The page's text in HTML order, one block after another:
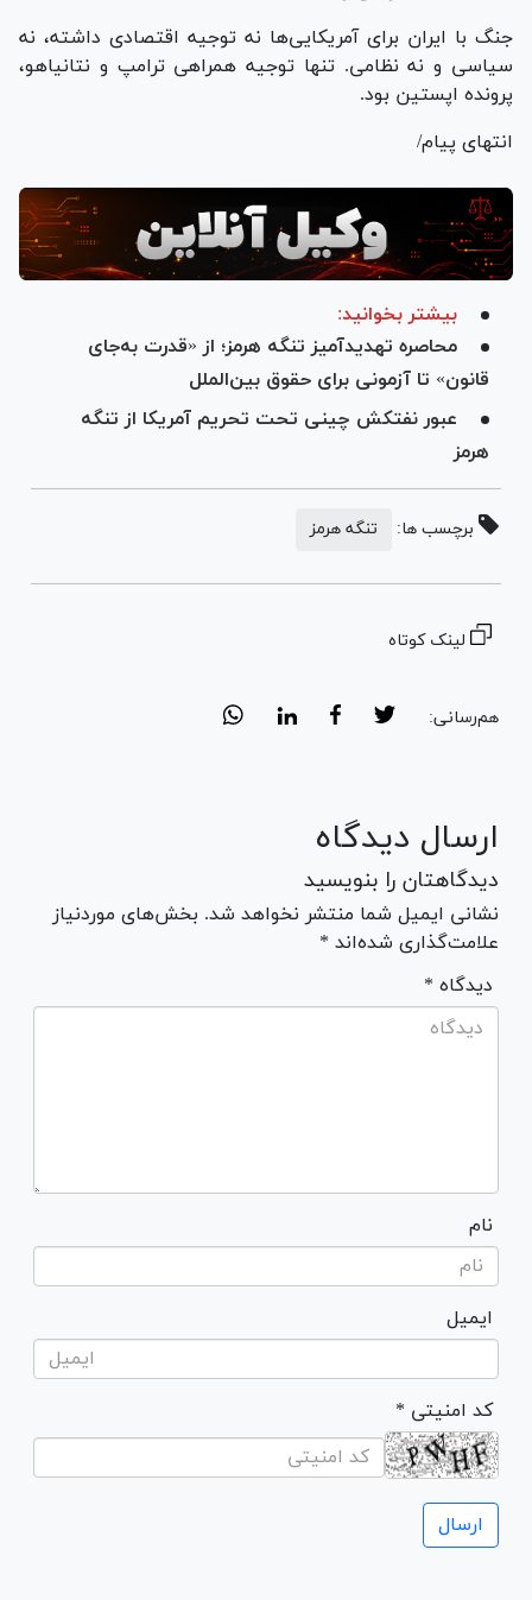
جنگ با ایران برای آمریکایی‌ها نه توجیه اقتصادی داشته، نه
سیاسی و نه نظامی. تنها توجیه همراهی ترامپ و نتانیاهو،
پرونده اپستین بود.
انتهای پیام/
بیشتر بخوانید:
محاصره تهدیدآمیز تنگه هرمز؛ از «قدرت به‌جای
قانون» تا آزمونی برای حقوق بین‌الملل
عبور نفتکش چینی‌ تحت تحریم آمریکا از تنگه
هرمز
برچسب ها: تنگه هرمز
لینک کوتاه
هم‌رسانی:
ارسال دیدگاه
دیدگاهتان را بنویسید
نشانی ایمیل شما منتشر نخواهد شد. بخش‌های موردنیاز
علامت‌گذاری شده‌اند *
* دیدگاه
نام
ایمیل
* کد امنیتی